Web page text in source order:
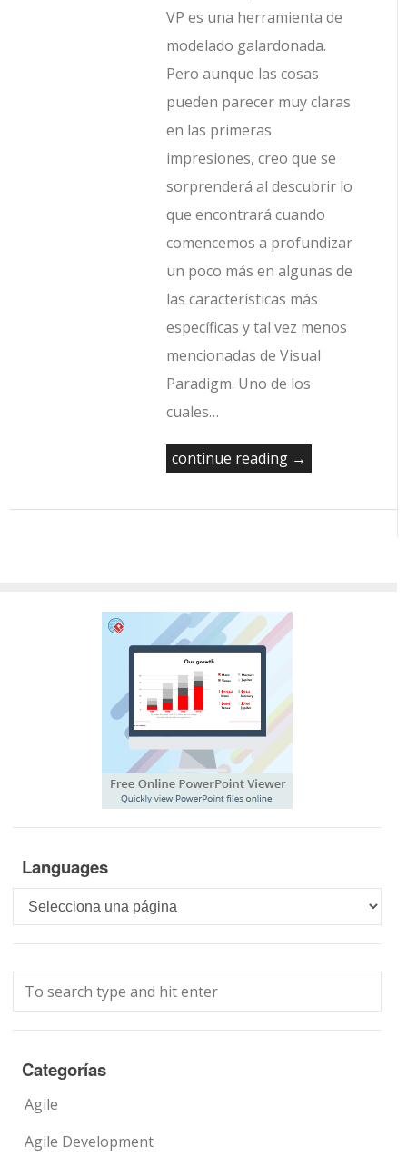
VP es una herramienta de
modelado galardonada.
Pero aunque las cosas
pueden parecer muy claras
en las primeras
impresiones, creo que se
sorprenderá al descubrir lo
que encontrará cuando
comencemos a profundizar
un poco más en algunas de
las características más
específicas y tal vez menos
mencionadas de Visual
Paradigm. Uno de los
cuales…
continue reading →
Languages
Languages
Categorías
Agile
Agile Development